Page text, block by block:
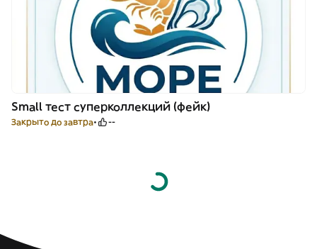
Small тест суперколлекций (фейк)
Закрыто до завтра --